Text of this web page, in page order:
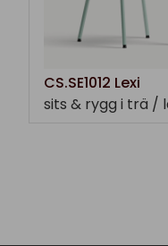
CS.SE1012 Lexi
sits & rygg i trä /